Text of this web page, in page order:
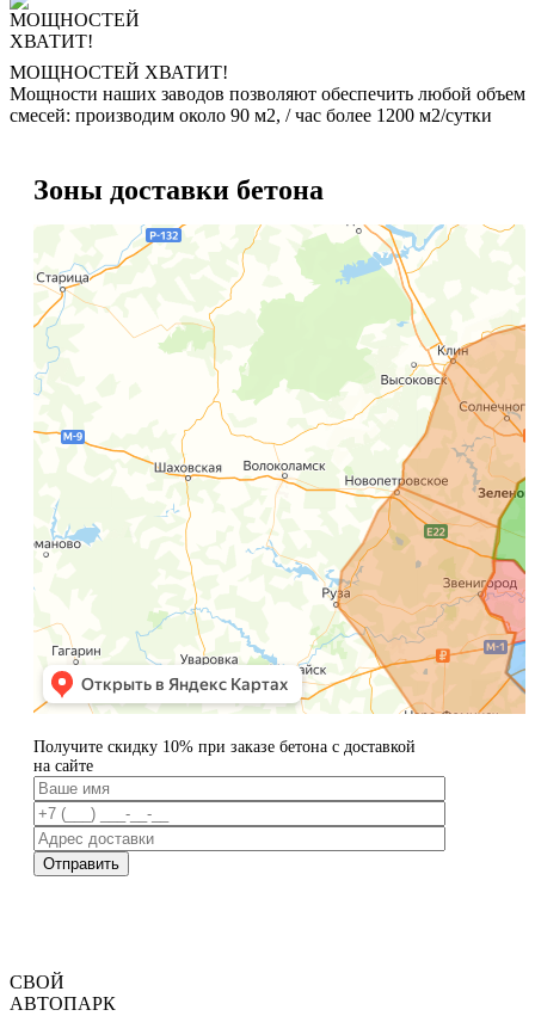
МОЩНОСТЕЙ ХВАТИТ!
Мощности наших заводов позволяют обеспечить любой объем
смесей: производим около 90 м2, / час более 1200 м2/сутки
Зоны доставки бетона
Получите скидку 10% при заказе бетона с доставкой
на сайте
Отправить
СВОЙ
АВТОПАРК